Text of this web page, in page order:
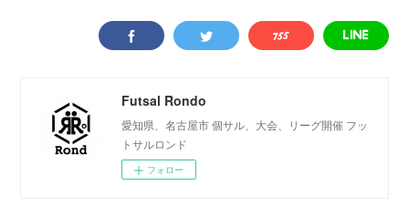
Futsal Rondo
愛知県、名古屋市 個サル、大会、リーグ開催 フッ
トサルロンド
フォロー